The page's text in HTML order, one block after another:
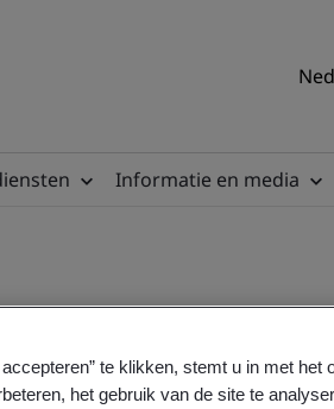
Informatie en media
te klikken, stemt u in met het
het gebruik van de site te